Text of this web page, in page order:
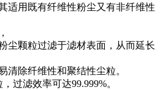
适用既有纤维性粉尘又有非纤维性
尘颗粒过滤于滤材表面，从而延长
清除纤维性和聚结性尘粒。
过滤效率可达99.999%。